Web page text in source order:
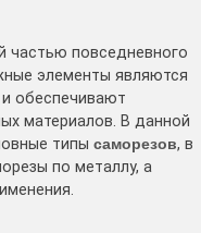
частью повседневного
элементы являются
обеспечивают
материалов. В данной
типы саморезов, в
по металлу, а